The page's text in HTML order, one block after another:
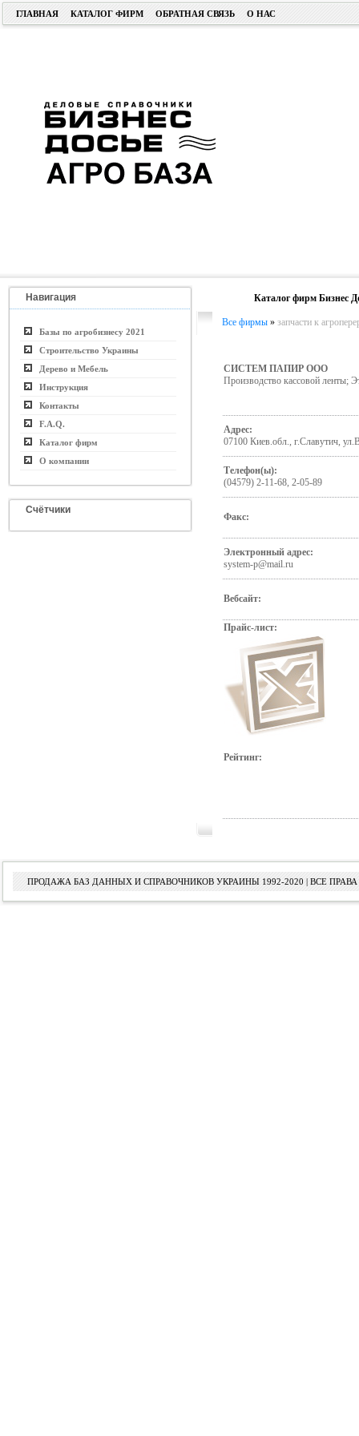
ГЛАВНАЯ КАТАЛОГ ФИРМ ОБРАТНАЯ СВЯЗЬ О НАС
Навигация
Базы по агробизнесу 2021
Строительство Украины
Дерево и Мебель
Инструкция
Контакты
F.A.Q.
Каталог фирм
О компании
Счётчики
Каталог фирм Бизнес
Все фирмы » запчасти к
СИСТЕМ ПАПИР ООО
Производство кассовой ленты;
Адрес:
07100 Киев.обл., г.Славутич,
Телефон(ы):
(04579) 2-11-68, 2-05-89
Факс:
Электронный адрес:
system-p@mail.ru
Вебсайт:
Прайс-лист:
Рейтинг:
ПРОДАЖА БАЗ ДАННЫХ И СПРАВОЧНИКОВ УКРАИНЫ 1992-2020 | ВСЕ